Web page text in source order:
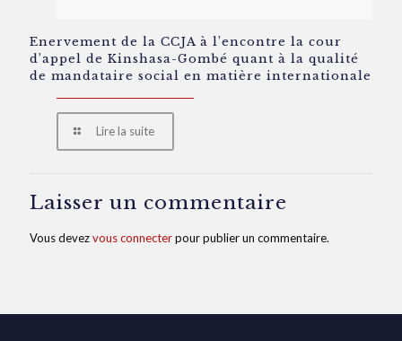
Enervement de la CCJA à l’encontre la cour
d’appel de Kinshasa-Gombé quant à la qualité
de mandataire social en matière internationale
Lire la suite
Laisser un commentaire
Vous devezvous connecterpour publier un commentaire.